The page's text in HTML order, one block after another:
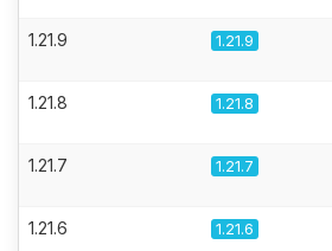
1.21.9 1.21.9
1.21.8 1.21.8
1.21.7 1.21.7
1.21.6 1.21.6